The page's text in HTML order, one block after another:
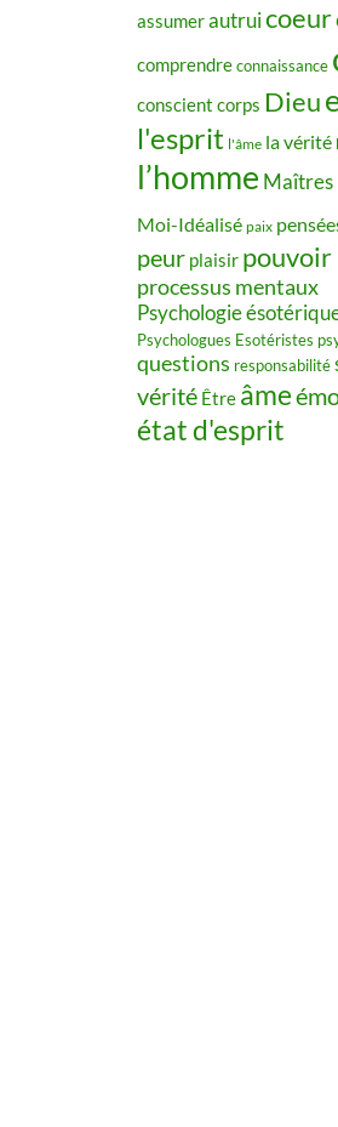
assumerautruicoeur
comprendreconnaissance
conscient corps Dieu
l'esprit l'âme la vérité
l’homme Maîtres
Moi-Idéalisé paix
peur plaisir pouvoir
processus mentaux
Psychologie
Psychologues Esotéristes
questions responsabilité
vérité Être âme
état d'esprit